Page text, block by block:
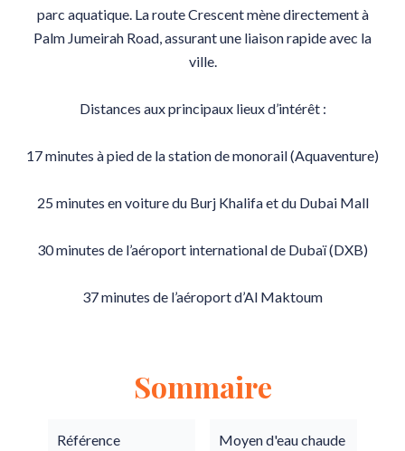
parc aquatique. La route Crescent mène directement à
Palm Jumeirah Road, assurant une liaison rapide avec la
ville.
Distances aux principaux lieux d’intérêt :
17 minutes à pied de la station de monorail (Aquaventure)
25 minutes en voiture du Burj Khalifa et du Dubai Mall
30 minutes de l’aéroport international de Dubaï (DXB)
37 minutes de l’aéroport d’Al Maktoum
Sommaire
Référence Moyen d'eau chaude